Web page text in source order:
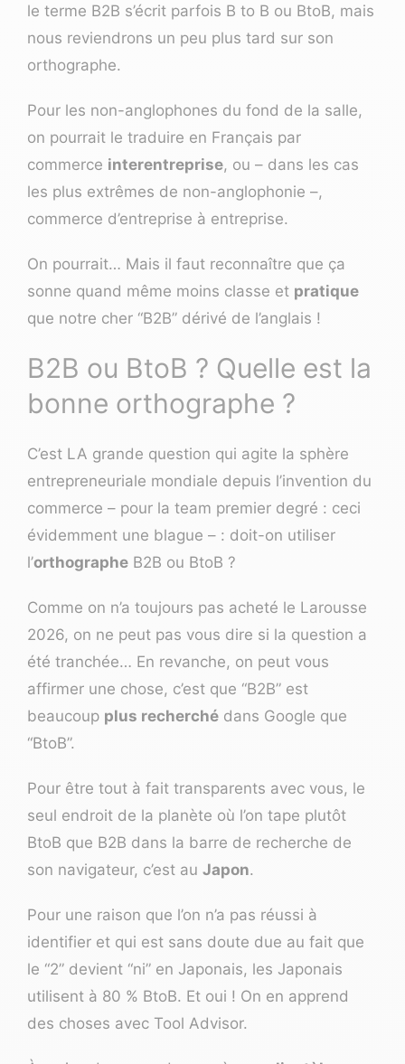
le terme B2B s’écrit parfois B to B ou BtoB, mais
nous reviendrons un peu plus tard sur son
orthographe.
Pour les non-anglophones du fond de la salle,
on pourrait le traduire en Français par
commerce interentreprise, ou – dans les cas
les plus extrêmes de non-anglophonie –,
commerce d’entreprise à entreprise.
On pourrait… Mais il faut reconnaître que ça
sonne quand même moins classe et pratique
que notre cher “B2B” dérivé de l’anglais !
B2B ou BtoB ? Quelle est la
bonne orthographe ?
C’est LA grande question qui agite la sphère
entrepreneuriale mondiale depuis l’invention du
commerce – pour la team premier degré : ceci
évidemment une blague – : doit-on utiliser
l’orthographe B2B ou BtoB ?
Comme on n’a toujours pas acheté le Larousse
2026, on ne peut pas vous dire si la question a
été tranchée… En revanche, on peut vous
affirmer une chose, c’est que “B2B” est
beaucoup plus recherché dans Google que
“BtoB”.
Pour être tout à fait transparents avec vous, le
seul endroit de la planète où l’on tape plutôt
BtoB que B2B dans la barre de recherche de
son navigateur, c’est au Japon.
Pour une raison que l’on n’a pas réussi à
identifier et qui est sans doute due au fait que
le “2” devient “ni” en Japonais, les Japonais
utilisent à 80 % BtoB. Et oui ! On en apprend
des choses avec Tool Advisor.